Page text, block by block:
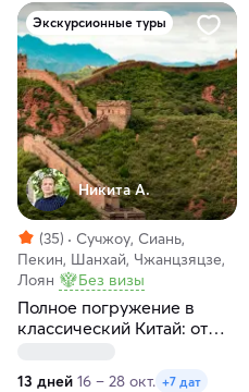
Экскурсионные туры
Никита А.
(35)
Сучжоу, Сиань,
Пекин, Шанхай, Чжанцзяцзе,
Лоян
Без визы
Полное погружение в
классический Китай: от
13 дней 16 – 28 окт. +7 дат